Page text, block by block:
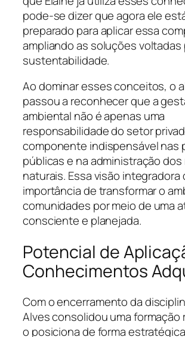
pode-se dizer que agora ele
preparado para aplicar essa
ampliando as soluções voltadas
sustentabilidade.
Ao dominar esses conceitos, o
passou a reconhecer que a
ambiental não é apenas uma
responsabilidade do setor
componente indispensável nas
públicas e na administração
naturais. Essa visão integradora
importância de transformar o
comunidades por meio de uma
consciente e planejada.
Potencial de
Conhecimentos
Com o encerramento da
Alves consolidou uma formação
o posiciona de forma